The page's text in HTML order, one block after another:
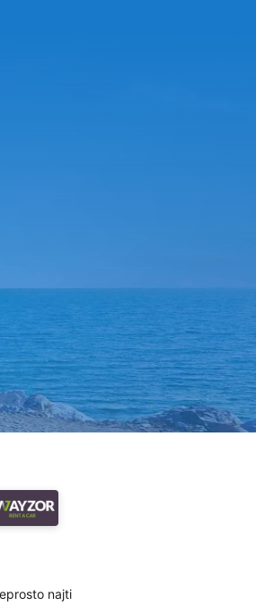
najti